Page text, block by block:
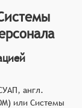
англ.
или Системы